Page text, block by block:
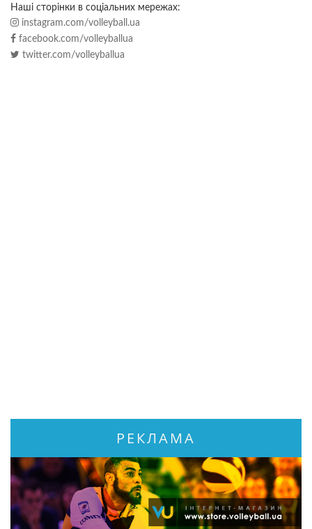
Наші сторінки в соціальних мережах:
instagram.com/volleyball.ua
facebook.com/volleyballua
twitter.com/volleyballua
РЕКЛАМА